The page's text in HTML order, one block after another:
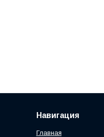
Навигация
Главная